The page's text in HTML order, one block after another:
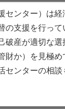
センター）は経
の支援を行っ
破産が適切な
財か）を見極め
センターの相談